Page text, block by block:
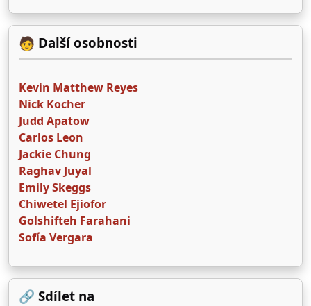
🧑 Další osobnosti
Kevin Matthew Reyes
Nick Kocher
Judd Apatow
Carlos Leon
Jackie Chung
Raghav Juyal
Emily Skeggs
Chiwetel Ejiofor
Golshifteh Farahani
Sofía Vergara
🔗 Sdílet na